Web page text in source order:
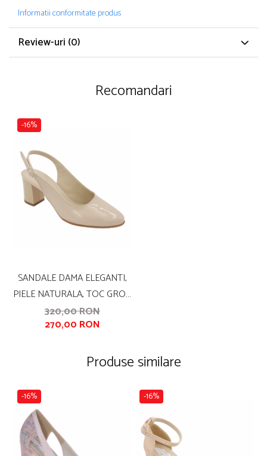
Informatii conformitate produs
Review-uri (0)
Recomandari
-16%
SANDALE DAMA ELEGANTI,
PIELE NATURALA, TOC GROS,
BEJ LACUIT, SANDALI
320,00 RON
270,00 RON
Produse similare
-16% -16%